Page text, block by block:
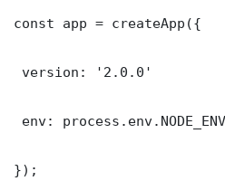
const app = createApp({
version: '2.0.0'
env:
});